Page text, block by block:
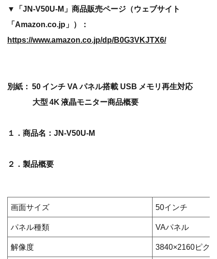
▼「JN-V50U-M」商品販売ページ（ウェブサイト
「Amazon.co.jp」）：
https://www.amazon.co.jp/dp/B0G3VKJTX6/
別紙： 50 インチ VA パネル搭載 USB メモリ再生対応
大型 4K 液晶モニター商品概要
１．商品名：JN-V50U-M
２．製品概要
画面サイズ 50インチ
パネル種類 VAパネル
解像度 3840×2160ピク